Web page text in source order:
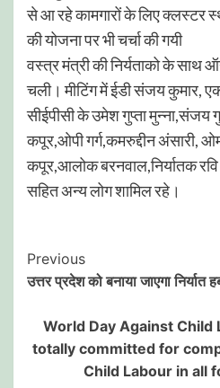
से आ रहे कामगारों के लिए क्लस्टर
की योजना पर भी चर्चा की गयी
वस्त्र मंत्री की निर्यताको के साथ
चली। मीटिंग में ईडी संजय कुमार,
सीईपीसी के उमेश गुप्ता मुन्ना,संजय
कपूर,ओपी गर्ग,कमरुद्दीन अंसारी,
कपूर,आलोक बरनवाल,निर्यातक रवि
सहित अन्य लोग शामिल रहे।
Post
Navigation
Previous
उत्तर प्रदेश को बनाया जाएगा निर्यात
World Day Against Child
totally committed for
Child Labour in all